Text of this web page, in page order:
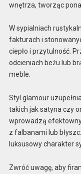
wnętrza, tworząc
W sypialniach
fakturach i
ciepło i przytulność.
odcieniach beżu lub
meble.
Styl glamour
takich jak satyna czy
wprowadzą
z falbanami lub
luksusowy charakter
Zwróć uwagę, aby